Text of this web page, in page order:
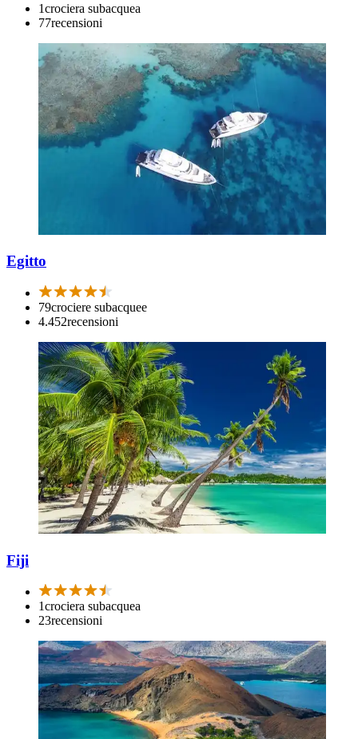
1crociera subacquea
77recensioni
Egitto
79crociere subacquee
4.452recensioni
Fiji
1crociera subacquea
23recensioni